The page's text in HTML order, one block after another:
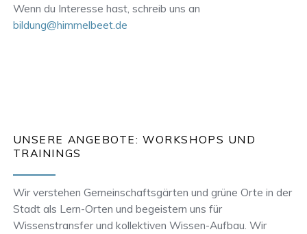
Wenn du Interesse hast, schreib uns an
bildung@himmelbeet.de
UNSERE ANGEBOTE: WORKSHOPS UND
TRAININGS
Wir verstehen Gemeinschaftsgärten und grüne Orte in der
Stadt als Lern-Orten und begeistern uns für
Wissenstransfer und kollektiven Wissen-Aufbau. Wir